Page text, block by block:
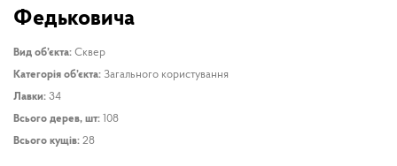
Федьковича
Вид об’єкта: Сквер
Категорія об’єкта: Загального користування
Лавки: 34
Всього дерев, шт: 108
Всього кущів: 28